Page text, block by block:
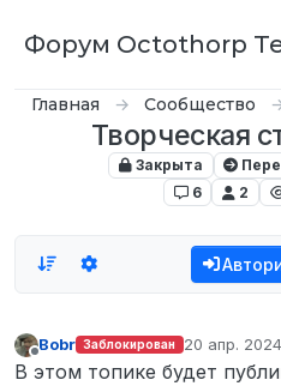
Форум Octothorp
Главная Сообщество
Творческая
Закрыта
6
2
Bobr Заблокирован 20 апр.
В этом топике будет